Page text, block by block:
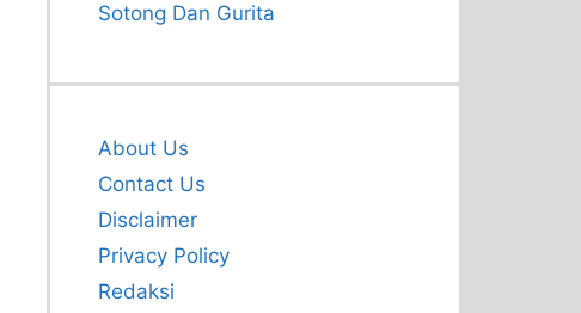
Sotong Dan Gurita
About Us
Contact Us
Disclaimer
Privacy Policy
Redaksi